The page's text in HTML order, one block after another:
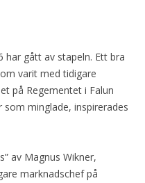
har gått av stapeln. Ett bra
varit med tidigare
på Regementet i Falun
minglade, inspirerades
av Magnus Wikner,
marknadschef på